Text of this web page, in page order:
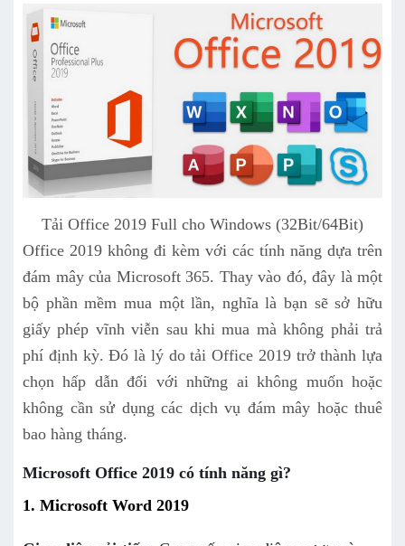
Tải Office 2019 Full cho Windows (32Bit/64Bit)
Office 2019 không đi kèm với các tính năng dựa trên
đám mây của Microsoft 365. Thay vào đó, đây là một
bộ phần mềm mua một lần, nghĩa là bạn sẽ sở hữu
giấy phép vĩnh viễn sau khi mua mà không phải trả
phí định kỳ. Đó là lý do tải Office 2019 trở thành lựa
chọn hấp dẫn đối với những ai không muốn hoặc
không cần sử dụng các dịch vụ đám mây hoặc thuê
bao hàng tháng.
Microsoft Office 2019 có tính năng gì?
1. Microsoft Word 2019